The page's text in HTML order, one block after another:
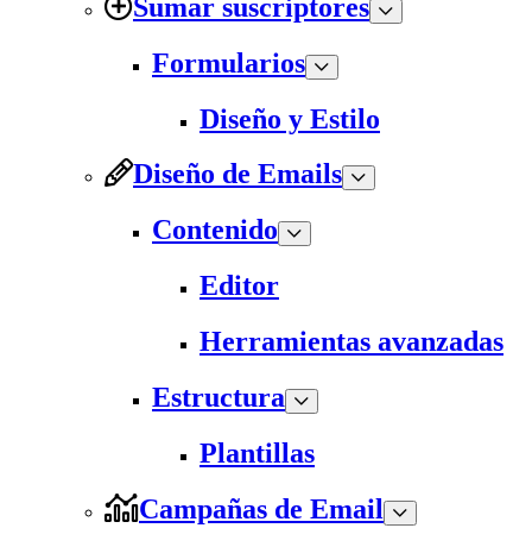
Sumar suscriptores
Formularios
Diseño y Estilo
Diseño de Emails
Contenido
Editor
Herramientas avanzadas
Estructura
Plantillas
Campañas de Email